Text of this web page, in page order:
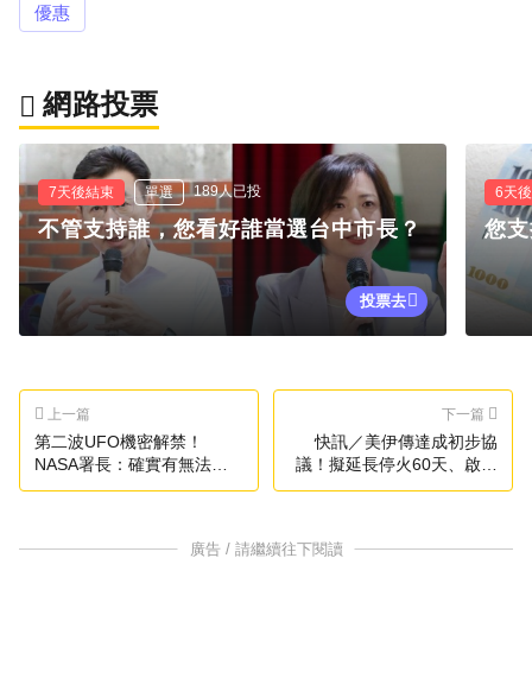
優惠
網路投票
7天後結束 單選 189人已投
不管支持誰，您看好誰當選台中市長？
投票去
6天
您
上一篇
第二波UFO機密解禁！
NASA署長：確實有無法解
釋的現象
下一篇
快訊／美伊傳達成初步協
議！擬延長停火60天、啟動
核談判
廣告 / 請繼續往下閱讀